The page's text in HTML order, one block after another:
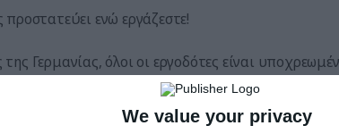
We value your privacy
ενώ εργάζεστε!
Γερμανίας, όλοι οι εργοδότες είναι
διέπεται από τον νόμο περί ασφάλισης